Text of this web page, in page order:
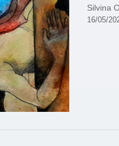
Silvina
16/05/